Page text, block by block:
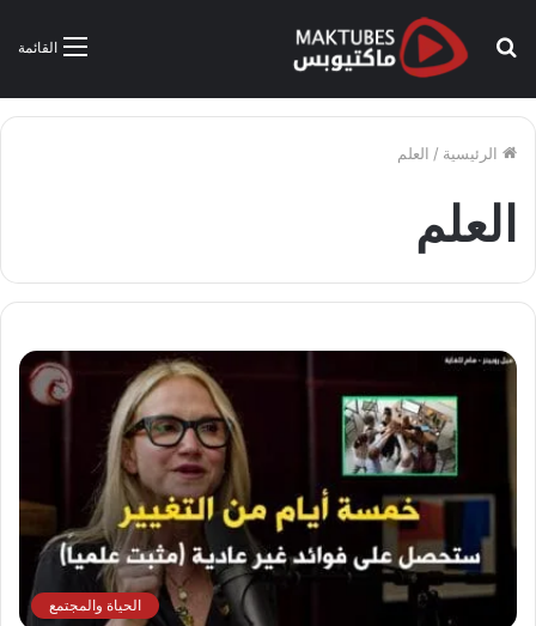
القائمة
بحث
الرئيسية / العلم
العلم
الحياة والمجتمع